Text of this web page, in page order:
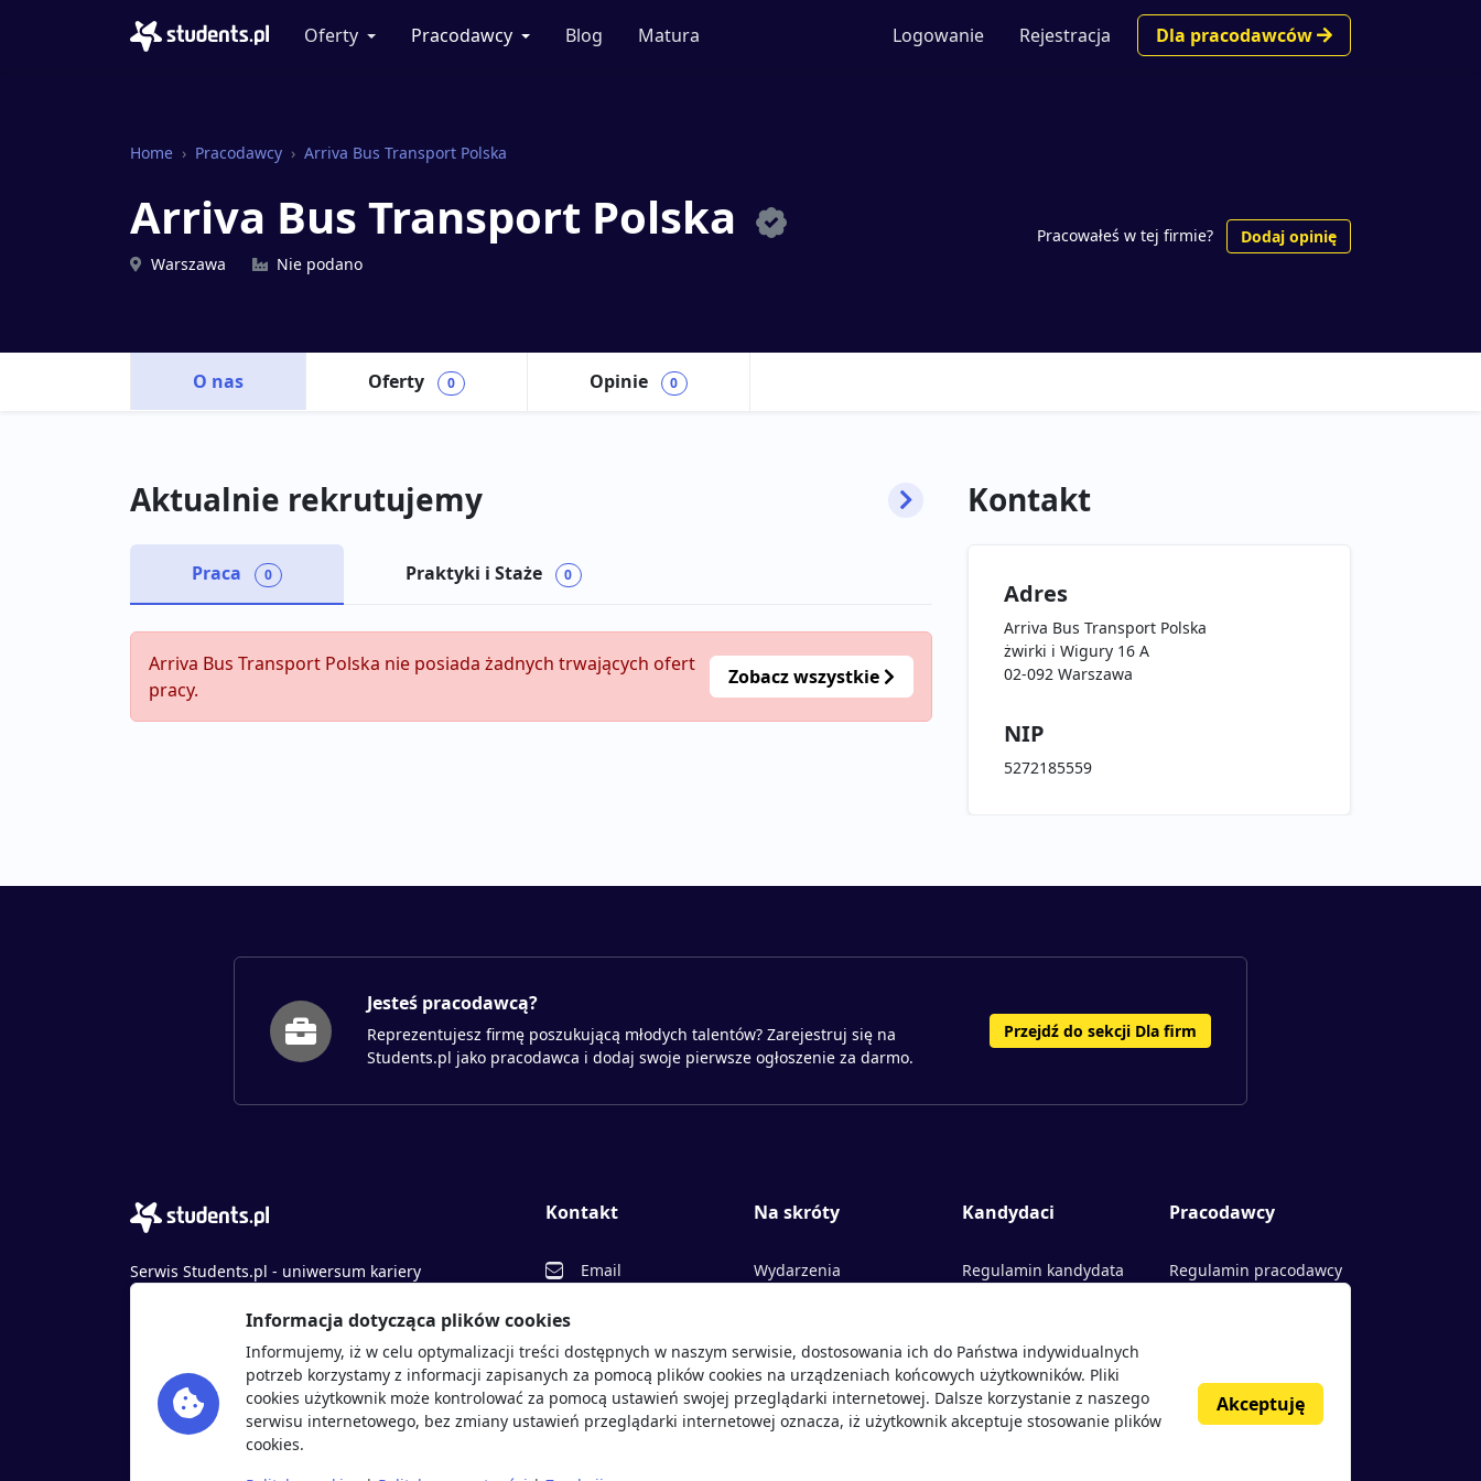
Oferty Pracodawcy Blog Matura Logowanie Rejestracja Dla pracodawców
Home Pracodawcy Arriva Bus Transport Polska
Arriva Bus Transport Polska
Warszawa Nie podano
Pracowałeś w tej firmie? Dodaj opinię
O nas Oferty 0 Opinie 0
Aktualnie rekrutujemy
Praca 0 Praktyki i Staże 0
Arriva Bus Transport Polska nie posiada żadnych trwających ofert
pracy.
Zobacz wszystkie
Kontakt
Adres
Arriva Bus Transport Polska
żwirki i Wigury 16 A
02-092 Warszawa
NIP
5272185559
Jesteś pracodawcą?
Reprezentujesz firmę poszukującą młodych talentów? Zarejestruj się na
Students.pl jako pracodawca i dodaj swoje pierwsze ogłoszenie za darmo.
Przejdź do sekcji Dla firm
Serwis Students.pl - uniwersum kariery
© 2026 - Wszelkie prawa zastrzeżone
ul. Sybiraków 54, 37-700 Przemyśl
+48 518 637 436
NIP: 9452235137
Kontakt
Email
Twitter
LinkedIn
Na skróty
Wydarzenia
Rekrutujemy sprawdź
Polityka cookies
Polityka prywatności
Kandydaci
Regulamin kandydata
Pracodawcy
Opinie o pracodawcach
Blog
Pracodawcy
Regulamin pracodawcy
Informacja dotycząca plików cookies
Informujemy, iż w celu optymalizacji treści dostępnych w naszym serwisie, dostosowania ich do Państwa indywidualnych
potrzeb korzystamy z informacji zapisanych za pomocą plików cookies na urządzeniach końcowych użytkowników. Pliki
cookies użytkownik może kontrolować za pomocą ustawień swojej przeglądarki internetowej. Dalsze korzystanie z naszego
serwisu internetowego, bez zmiany ustawień przeglądarki internetowej oznacza, iż użytkownik akceptuje stosowanie plików
cookies.
Akceptuję